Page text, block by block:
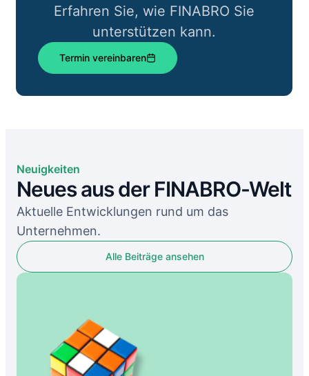
Erfahren Sie, wie FINABRO Sie
unterstützen kann.
Termin vereinbaren
Neuigkeiten
Neues aus der FINABRO-Welt
Aktuelle Entwicklungen rund um das
Unternehmen.
Alle Beiträge ansehen